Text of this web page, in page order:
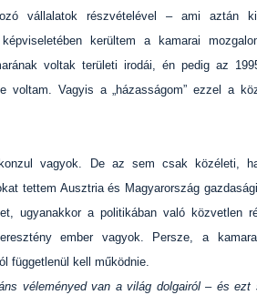
vállalatok részvételével – ami aztán
kerültem a kamarai
voltak területi irodái, én pedig az
Vagyis a „házasságom” ezzel a
vagyok. De az sem csak közéleti,
tettem Ausztria és Magyarország
ugyanakkor a politikában való közvetlen
ember vagyok. Persze, a
függetlenül kell működnie.
véleményed van a világ dolgairól – és ezt